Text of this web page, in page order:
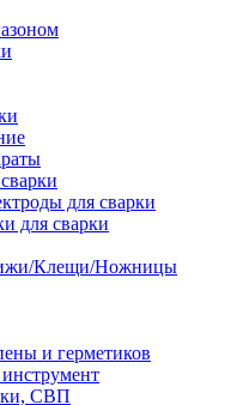
для сварки
для сварки
Клещи/Ножницы
и герметиков
СВП